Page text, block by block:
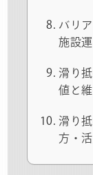
バリ
施設
滑り
値と
滑り
方・